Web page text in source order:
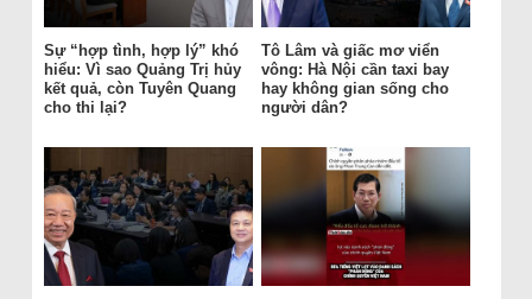
Sự “hợp tình, hợp lý” khó
hiểu: Vì sao Quảng Trị hủy
kết quả, còn Tuyên Quang
cho thi lại?
Tô Lâm và giấc mơ viển
vông: Hà Nội cần taxi bay
hay không gian sống cho
người dân?